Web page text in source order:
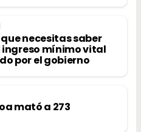
necesitas saber
ingreso mínimo vital
por el gobierno
mató a 273